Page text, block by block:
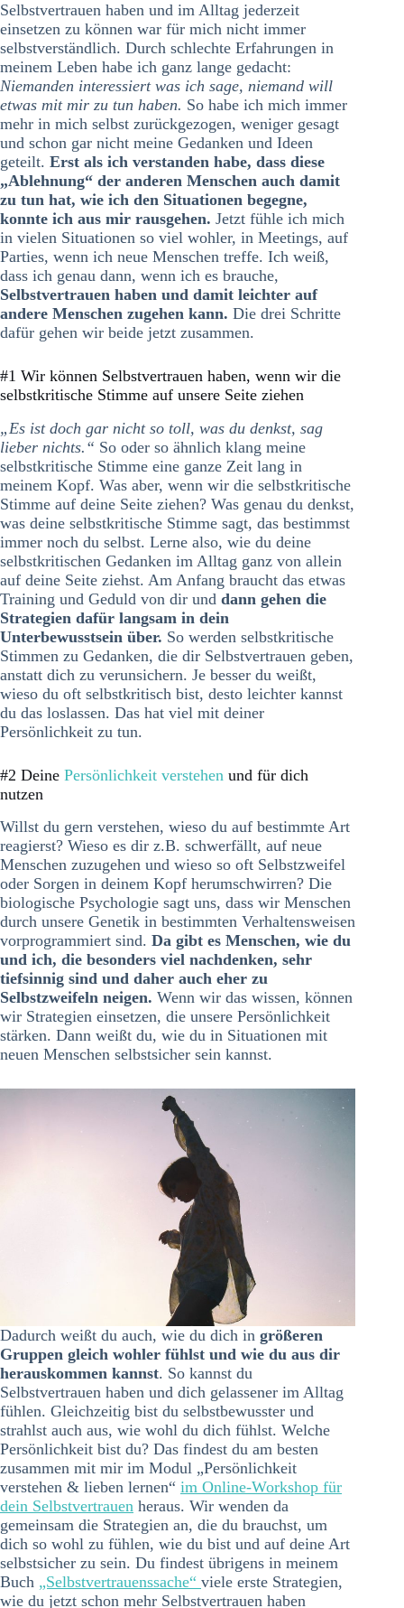
Selbstvertrauen haben und im Alltag jederzeit
einsetzen zu können war für mich nicht immer
selbstverständlich. Durch schlechte Erfahrungen in
meinem Leben habe ich ganz lange gedacht:
Niemanden interessiert was ich sage, niemand will
etwas mit mir zu tun haben. So habe ich mich immer
mehr in mich selbst zurückgezogen, weniger gesagt
und schon gar nicht meine Gedanken und Ideen
geteilt. Erst als ich verstanden habe, dass diese
„Ablehnung“ der anderen Menschen auch damit
zu tun hat, wie ich den Situationen begegne,
konnte ich aus mir rausgehen. Jetzt fühle ich mich
in vielen Situationen so viel wohler, in Meetings, auf
Parties, wenn ich neue Menschen treffe. Ich weiß,
dass ich genau dann, wenn ich es brauche,
Selbstvertrauen haben und damit leichter auf
andere Menschen zugehen kann. Die drei Schritte
dafür gehen wir beide jetzt zusammen.
#1 Wir können Selbstvertrauen haben, wenn wir die
selbstkritische Stimme auf unsere Seite ziehen
„Es ist doch gar nicht so toll, was du denkst, sag
lieber nichts.“ So oder so ähnlich klang meine
selbstkritische Stimme eine ganze Zeit lang in
meinem Kopf. Was aber, wenn wir die selbstkritische
Stimme auf deine Seite ziehen? Was genau du denkst,
was deine selbstkritische Stimme sagt, das bestimmst
immer noch du selbst. Lerne also, wie du deine
selbstkritischen Gedanken im Alltag ganz von allein
auf deine Seite ziehst. Am Anfang braucht das etwas
Training und Geduld von dir und dann gehen die
Strategien dafür langsam in dein
Unterbewusstsein über. So werden selbstkritische
Stimmen zu Gedanken, die dir Selbstvertrauen geben,
anstatt dich zu verunsichern. Je besser du weißt,
wieso du oft selbstkritisch bist, desto leichter kannst
du das loslassen. Das hat viel mit deiner
Persönlichkeit zu tun.
#2 Deine Persönlichkeit verstehen und für dich
nutzen
Willst du gern verstehen, wieso du auf bestimmte Art
reagierst? Wieso es dir z.B. schwerfällt, auf neue
Menschen zuzugehen und wieso so oft Selbstzweifel
oder Sorgen in deinem Kopf herumschwirren? Die
biologische Psychologie sagt uns, dass wir Menschen
durch unsere Genetik in bestimmten Verhaltensweisen
vorprogrammiert sind. Da gibt es Menschen, wie du
und ich, die besonders viel nachdenken, sehr
tiefsinnig sind und daher auch eher zu
Selbstzweifeln neigen. Wenn wir das wissen, können
wir Strategien einsetzen, die unsere Persönlichkeit
stärken. Dann weißt du, wie du in Situationen mit
neuen Menschen selbstsicher sein kannst.
Dadurch weißt du auch, wie du dich in größeren
Gruppen gleich wohler fühlst und wie du aus dir
herauskommen kannst. So kannst du
Selbstvertrauen haben und dich gelassener im Alltag
fühlen. Gleichzeitig bist du selbstbewusster und
strahlst auch aus, wie wohl du dich fühlst. Welche
Persönlichkeit bist du? Das findest du am besten
zusammen mit mir im Modul „Persönlichkeit
verstehen & lieben lernen“ im Online-Workshop für
dein Selbstvertrauen heraus. Wir wenden da
gemeinsam die Strategien an, die du brauchst, um
dich so wohl zu fühlen, wie du bist und auf deine Art
selbstsicher zu sein. Du findest übrigens in meinem
Buch „Selbstvertrauenssache“ viele erste Strategien,
wie du jetzt schon mehr Selbstvertrauen haben